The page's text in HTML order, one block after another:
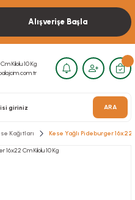
Alışverişe Başla
ARA
Kağıtları Kese Yağlı Pideburger 16x22